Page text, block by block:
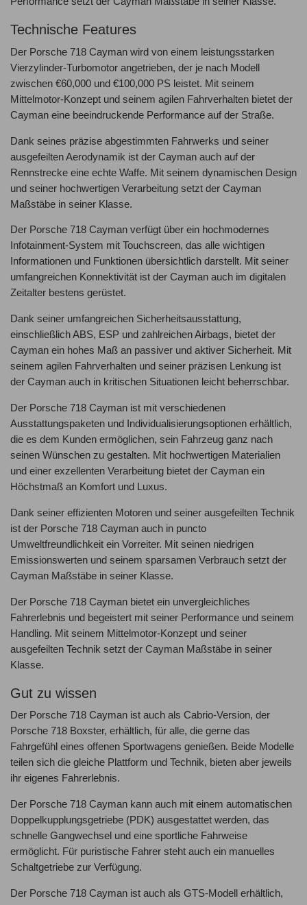
Technische Features
Der Porsche 718 Cayman wird von einem leistungsstarken
Vierzylinder-Turbomotor angetrieben, der je nach Modell
zwischen €60,000 und €100,000 PS leistet. Mit seinem
Mittelmotor-Konzept und seinem agilen Fahrverhalten bietet der
Cayman eine beeindruckende Performance auf der Straße.
Dank seines präzise abgestimmten Fahrwerks und seiner
ausgefeilten Aerodynamik ist der Cayman auch auf der
Rennstrecke eine echte Waffe. Mit seinem dynamischen Design
und seiner hochwertigen Verarbeitung setzt der Cayman
Maßstäbe in seiner Klasse.
Der Porsche 718 Cayman verfügt über ein hochmodernes
Infotainment-System mit Touchscreen, das alle wichtigen
Informationen und Funktionen übersichtlich darstellt. Mit seiner
umfangreichen Konnektivität ist der Cayman auch im digitalen
Zeitalter bestens gerüstet.
Dank seiner umfangreichen Sicherheitsausstattung,
einschließlich ABS, ESP und zahlreichen Airbags, bietet der
Cayman ein hohes Maß an passiver und aktiver Sicherheit. Mit
seinem agilen Fahrverhalten und seiner präzisen Lenkung ist
der Cayman auch in kritischen Situationen leicht beherrschbar.
Der Porsche 718 Cayman ist mit verschiedenen
Ausstattungspaketen und Individualisierungsoptionen erhältlich,
die es dem Kunden ermöglichen, sein Fahrzeug ganz nach
seinen Wünschen zu gestalten. Mit hochwertigen Materialien
und einer exzellenten Verarbeitung bietet der Cayman ein
Höchstmaß an Komfort und Luxus.
Dank seiner effizienten Motoren und seiner ausgefeilten Technik
ist der Porsche 718 Cayman auch in puncto
Umweltfreundlichkeit ein Vorreiter. Mit seinen niedrigen
Emissionswerten und seinem sparsamen Verbrauch setzt der
Cayman Maßstäbe in seiner Klasse.
Der Porsche 718 Cayman bietet ein unvergleichliches
Fahrerlebnis und begeistert mit seiner Performance und seinem
Handling. Mit seinem Mittelmotor-Konzept und seiner
ausgefeilten Technik setzt der Cayman Maßstäbe in seiner
Klasse.
Gut zu wissen
Der Porsche 718 Cayman ist auch als Cabrio-Version, der
Porsche 718 Boxster, erhältlich, für alle, die gerne das
Fahrgefühl eines offenen Sportwagens genießen. Beide Modelle
teilen sich die gleiche Plattform und Technik, bieten aber jeweils
ihr eigenes Fahrerlebnis.
Der Porsche 718 Cayman kann auch mit einem automatischen
Doppelkupplungsgetriebe (PDK) ausgestattet werden, das
schnelle Gangwechsel und eine sportliche Fahrweise
ermöglicht. Für puristische Fahrer steht auch ein manuelles
Schaltgetriebe zur Verfügung.
Der Porsche 718 Cayman ist auch als GTS-Modell erhältlich,